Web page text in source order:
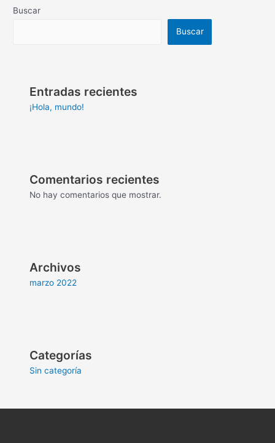
Buscar
Buscar
Entradas recientes
¡Hola, mundo!
Comentarios recientes
No hay comentarios que mostrar.
Archivos
marzo 2022
Categorías
Sin categoría